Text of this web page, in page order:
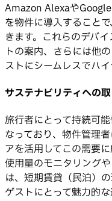
Amazon Alexaや
を物件に導入すること
きます。これらのデバ
トの案内、さらには他
ストにシームレスでハ
サステナビリティへの
旅行者にとって持続可
なっており、物件管理
アを活用してこの需要
使用量のモニタリング
は、短期賃貸（民泊）
ゲストにとって魅力的な